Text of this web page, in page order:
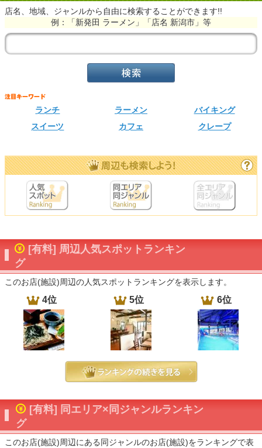
店名、地域、ジャンルから自由に検索することができます!!
例：「新発田 ラーメン」「店名 新潟市」等
ランチ ラーメン
バイキング
スイーツ
カフェ クレープ
[有料] 周辺人気スポットランキン
グ
このお店(施設)周辺の人気スポットランキングを表示します。
4位 5位 6位
[有料] 同エリア×同ジャンルランキン
グ
このお店(施設)周辺にある同ジャンルのお店(施設)をランキングで表